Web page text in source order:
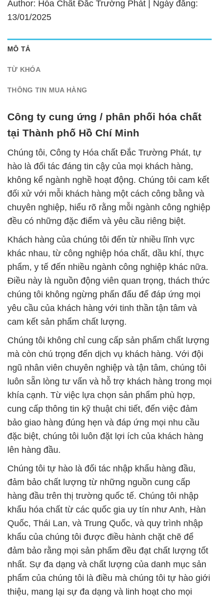
Author: Hóa Chất Đắc Trường Phát | Ngày đăng:
13/01/2025
MÔ TẢ
TỪ KHÓA
THÔNG TIN MUA HÀNG
Công ty cung ứng / phân phối hóa chất
tại Thành phố Hồ Chí Minh
Chúng tôi, Công ty Hóa chất Đắc Trường Phát, tự
hào là đối tác đáng tin cậy của mọi khách hàng,
không kể ngành nghề hoạt động. Chúng tôi cam kết
đối xử với mỗi khách hàng một cách công bằng và
chuyên nghiệp, hiểu rõ rằng mỗi ngành công nghiệp
đều có những đặc điểm và yêu cầu riêng biệt.
Khách hàng của chúng tôi đến từ nhiều lĩnh vực
khác nhau, từ công nghiệp hóa chất, dầu khí, thực
phẩm, y tế đến nhiều ngành công nghiệp khác nữa.
Điều này là nguồn động viên quan trọng, thách thức
chúng tôi không ngừng phấn đấu để đáp ứng mọi
yêu cầu của khách hàng với tinh thần tận tâm và
cam kết sản phẩm chất lượng.
Chúng tôi không chỉ cung cấp sản phẩm chất lượng
mà còn chú trọng đến dịch vụ khách hàng. Với đội
ngũ nhân viên chuyên nghiệp và tận tâm, chúng tôi
luôn sẵn lòng tư vấn và hỗ trợ khách hàng trong mọi
khía cạnh. Từ việc lựa chọn sản phẩm phù hợp,
cung cấp thông tin kỹ thuật chi tiết, đến việc đảm
bảo giao hàng đúng hẹn và đáp ứng mọi nhu cầu
đặc biệt, chúng tôi luôn đặt lợi ích của khách hàng
lên hàng đầu.
Chúng tôi tự hào là đối tác nhập khẩu hàng đầu,
đảm bảo chất lượng từ những nguồn cung cấp
hàng đầu trên thị trường quốc tế. Chúng tôi nhập
khẩu hóa chất từ các quốc gia uy tín như Anh, Hàn
Quốc, Thái Lan, và Trung Quốc, và quy trình nhập
khẩu của chúng tôi được điều hành chặt chẽ để
đảm bảo rằng mọi sản phẩm đều đạt chất lượng tốt
nhất. Sự đa dạng và chất lượng của danh mục sản
phẩm của chúng tôi là điều mà chúng tôi tự hào giới
thiệu, mang lại sự đa dạng và linh hoạt cho mọi